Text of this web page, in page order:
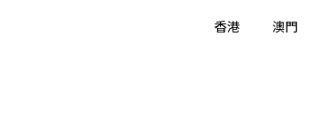
香港 澳門